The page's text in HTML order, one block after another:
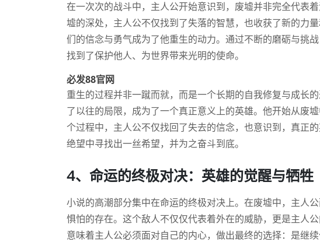
在一次次的战斗中，主人公开始意识到，废墟并非完全代表
墟的深处，主人公不仅找到了失落的智慧，也收获了新的力
们的信念与勇气成为了他重生的动力。通过不断的磨砺与挑
找到了保护他人、为世界带来光明的使命。
必发88官网
重生的过程并非一蹴而就，而是一个长期的自我修复与成长
了以往的局限，成为了一个真正意义上的英雄。他开始从废
个过程中，主人公不仅找回了失去的信念，也意识到，真正
绝望中寻找出一丝希望，并为之奋斗到底。
4、命运的终极对决：英雄的觉醒与牺牲
小说的高潮部分集中在命运的终极对决上。在废墟中，主
惧怕的存在。这个敌人不仅仅代表着外在的威胁，更是主人
意味着主人公必须面对自己的内心，做出最终的选择：是继